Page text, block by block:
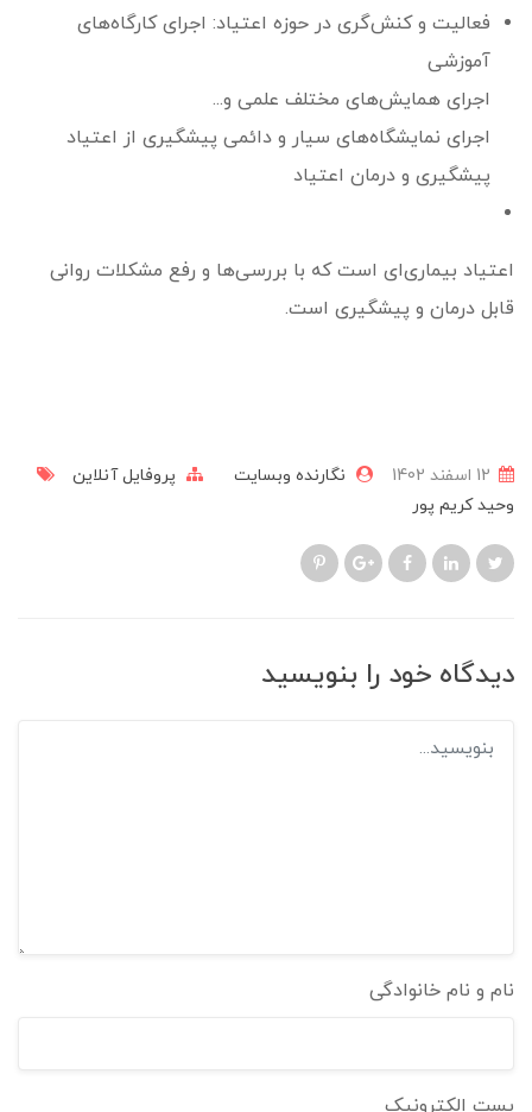
فعالیت و کنش‌گری در حوزه اعتیاد: اجرای کارگاه‌های
آموزشی
اجرای همایش‌های مختلف علمی و...
اجرای نمایشگاه‌های سیار و دائمی پیشگیری از اعتیاد
پیشگیری و درمان اعتیاد
اعتیاد بیماری‌ای است که با بررسی‌ها و رفع مشکلات روانی
قابل درمان و پیشگیری است.
نگارنده وبسایت
پروفایل آنلاین
وحید کریم پور
دیدگاه خود را بنویسید
نام و نام خانوادگی
پست الکترونیک